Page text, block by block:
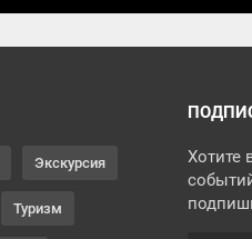
Экскурсия
Туризм
Хотите